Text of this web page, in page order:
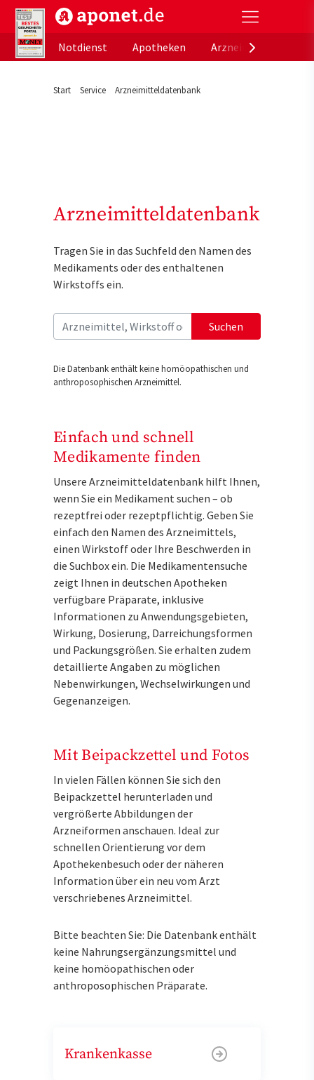
aponet.de - Das offizielle Gesundheitsportal der
Notdienst
Apotheken
Start Service Arzneimitteldatenbank
Arzneimitteldatenbank
Tragen Sie in das Suchfeld den Namen des
Medikaments oder des enthaltenen
Wirkstoffs ein.
Suchen
Die Datenbank enthält keine homöopathischen und
anthroposophischen Arzneimittel.
Einfach und schnell
Medikamente finden
Unsere Arzneimitteldatenbank hilft Ihnen,
wenn Sie ein Medikament suchen – ob
rezeptfrei oder rezeptpflichtig. Geben Sie
einfach den Namen des Arzneimittels,
einen Wirkstoff oder Ihre Beschwerden in
die Suchbox ein. Die Medikamentensuche
zeigt Ihnen in deutschen Apotheken
verfügbare Präparate, inklusive
Informationen zu Anwendungsgebieten,
Wirkung, Dosierung, Darreichungsformen
und Packungsgrößen. Sie erhalten zudem
detaillierte Angaben zu möglichen
Nebenwirkungen, Wechselwirkungen und
Gegenanzeigen.
Mit Beipackzettel und Fotos
In vielen Fällen können Sie sich den
Beipackzettel herunterladen und
vergrößerte Abbildungen der
Arzneiformen anschauen. Ideal zur
schnellen Orientierung vor dem
Apothekenbesuch oder der näheren
Information über ein neu vom Arzt
verschriebenes Arzneimittel.
Bitte beachten Sie: Die Datenbank enthält
keine Nahrungsergänzungsmittel und
keine homöopathischen oder
anthroposophischen Präparate.
Krankenkasse